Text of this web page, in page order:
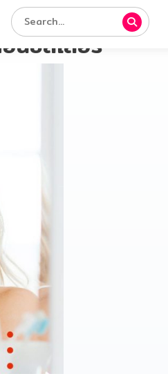
นซีลเลอร์